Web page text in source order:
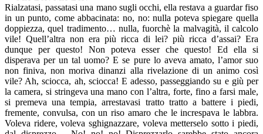
Rialzatasi, passatasi una mano sugli occhi, ella restava a guardar fiso
in un punto, come abbacinata: no, no: nulla poteva spiegare quella
doppiezza, quel tradimento… nulla, fuorchè la malvagità, il calcolo
vile! Quell’altra non era più ricca di lei? più ricca d’assai? Era
dunque per questo! Non poteva esser che questo! Ed ella si
disperava per un tal uomo? E se pure lo aveva amato, l’amor suo
non finiva, non moriva dinanzi alla rivelazione di un animo così
vile? Ah, sciocca, ah, sciocca! E adesso, passeggiando su e giù per
la camera, si stringeva una mano con l’altra, forte, fino a farsi male,
si premeva una tempia, arrestavasi tratto tratto a battere i piedi,
fremente, convulsa, con un riso amaro che le increspava le labbra.
Voleva ridere, voleva sghignazzare, voleva metterselo sotto i piedi,